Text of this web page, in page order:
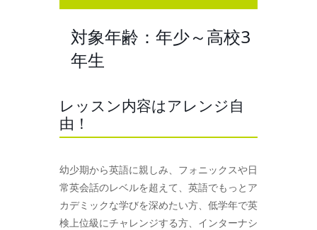
対象年齢：年少～高校3
年生
レッスン内容はアレンジ自
由！
幼少期から英語に親しみ、フォニックスや日
常英会話のレベルを超えて、英語でもっとア
カデミックな学びを深めたい方、低学年で英
検上位級にチャレンジする方、インターナシ